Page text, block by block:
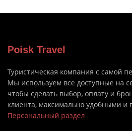
Poisk Travel
Туристическая компания с самой
Мы используем все доступные на
чтобы сделать выбор, оплату и
клиента, максимально удобными и
Персональный раздел